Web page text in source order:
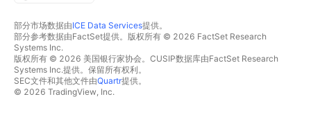
部分市场数据由ICE Data Services提供。
部分参考数据由FactSet提供。版权所有 © 2026 FactSet Research
Systems Inc.
版权所有 © 2026 美国银行家协会。CUSIP数据库由FactSet Research
Systems Inc.提供。保留所有权利。
SEC文件和其他文件由Quartr提供。
© 2026 TradingView, Inc.